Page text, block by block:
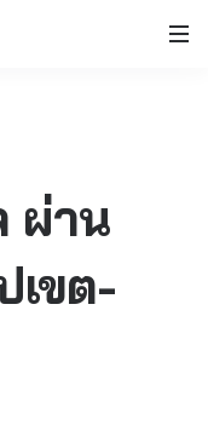
ผ่าน
เขต-